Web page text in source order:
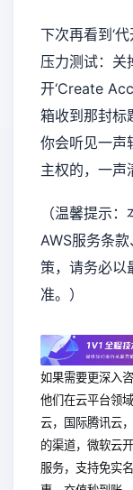
下次再看到‘
压力测试：关
开‘Create
箱收到那封标
你会听见一
主权的，一声
（温馨提示
AWS服务条
策，请务必以
准。）
如果需要更深入
他们在云平台领
云，国际腾讯云
的渠道，微软云
服务，支持免实